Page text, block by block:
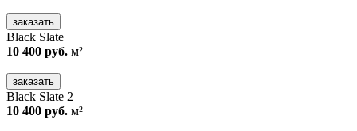
заказать
Black Slate
10 400 руб. м²
заказать
Black Slate 2
10 400 руб. м²